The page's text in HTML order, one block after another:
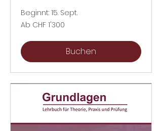
Beginnt: 15. Sept.
Ab
1'300
Ab CHF 1'300
Buchen